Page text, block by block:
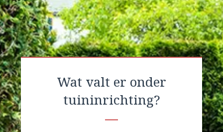
Wat valt er onder
tuininrichting?